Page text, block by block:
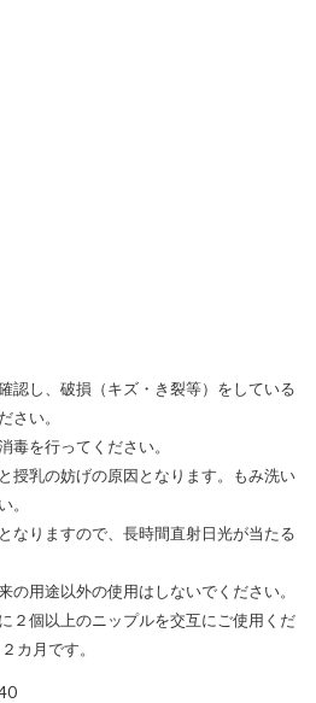
認し、破損（キズ・き裂等）をしている
さい。
毒を行ってください。
授乳の妨げの原因となります。もみ洗い
。
なりますので、長時間直射日光が当たる
の用途以外の使用はしないでください。
２個以上のニップルを交互にご使用くだ
カ月です。